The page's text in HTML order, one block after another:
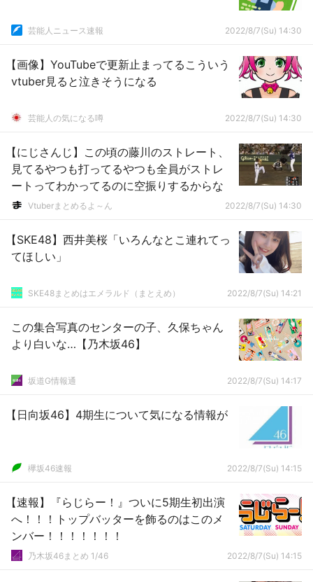
芸能人ニュース速報 2022/8/7(Su) 14:30
【画像】YouTubeで更新止まってるこういう
vtuber見ると泣きそうになる
芸能人の気になる噂 2022/8/7(Su) 14:30
【にじさんじ】この頃の藤川のストレート、
見てるやつも打ってるやつも全員がストレ
ートってわかってるのに空振りするからな
Vtuberまとめるよ～ん 2022/8/7(Su) 14:30
【SKE48】西井美桜「いろんなとこ連れてっ
てほしい」
SKE48まとめはエメラルド（まとえめ） 2022/8/7(Su) 14:21
この集合写真のセンターの子、久保ちゃん
より白いな…【乃木坂46】
坂道G情報通 2022/8/7(Su) 14:17
【日向坂46】4期生について気になる情報が
欅坂46速報 2022/8/7(Su) 14:15
【速報】『らじらー！』ついに5期生初出演
へ！！！トップバッターを飾るのはこのメ
ンバー！！！！！！！
乃木坂46まとめ 1/46 2022/8/7(Su) 14:15